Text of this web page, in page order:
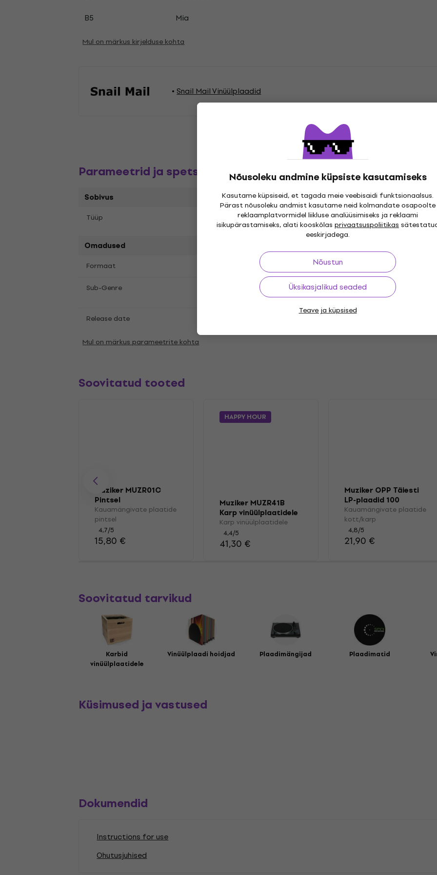
Nõusoleku andmine küpsiste kasutamiseks
Kasutame küpsiseid, et tagada meie veebisaidi funktsionaalsus.
Pärast nõusoleku andmist kasutame neid kolmandate osapoolte
reklaamplatvormidel liikluse analüüsimiseks ja reklaami
isikupärastamiseks, alati kooskõlas privaatsuspoliitikas
eeskirjadega.
Nõustun
Üksikasjalikud seaded
Teave ja küpsised
B5
Mia
Mul on märkus kirjelduse kohta
Snail Mail Vinüülplaadid
Parameetrid ja spetsifikatsioonid
Sobivus
Tüüp
Omadused
Formaat
Sub-Genre
Indie Rock Pop, Release year
Release date
Mul on märkus parameetrite kohta
Soovitatud tooted
Muziker MUZR01C
Pintsel
Kauamängivate plaatide
pintsel
4,7/5
15,80 €
HAPPY HOUR
Muziker MUZR41B
Karp vinüülplaatidele
Karp vinüülplaatidele
4,4/5
41,30 €
Muziker OPP Täiesti
LP-plaadid 100
Kauamängivate plaatide
kott/karp
4,8/5
21,90 €
Soovitatud tarvikud
Karbid
vinüülplaatidele
Vinüülplaadi hoidjad Plaadimängijad Plaadimatid
Küsimused ja vastused
Dokumendid
Instructions for use
Ohutusjuhised